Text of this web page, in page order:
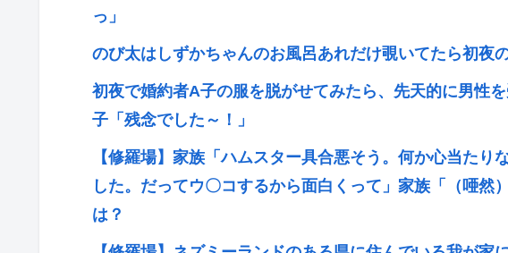
っ」
のび太はしずかちゃんのお風呂あれだけ覗いてたら初夜
初夜で婚約者A子の服を脱がせてみたら、先天的に男性
子「残念でした～！」
【修羅場】家族「ハムスター具合悪そう。何か心当たり
した。だってウ〇コするから面白くって」家族「（唖然
は？